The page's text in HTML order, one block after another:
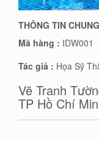
THÔNG TIN CHUNG
Mã hàng : IDW001
Tác giả : Họa Sỹ
Vẽ Tranh
TP Hồ Chí